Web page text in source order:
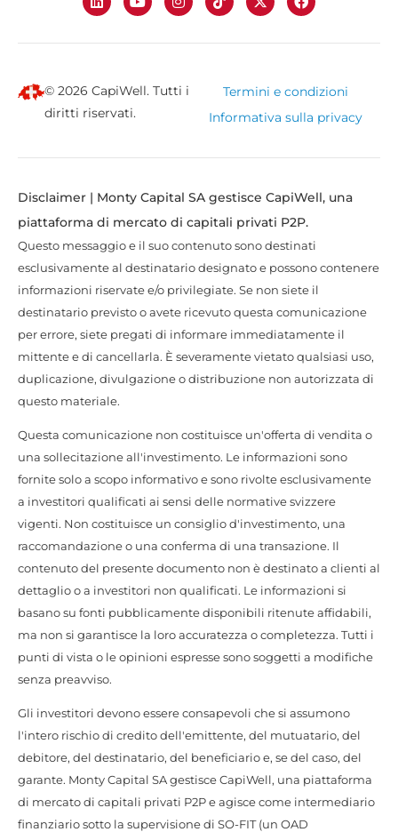
© 2026 CapiWell. Tutti i
diritti riservati.
Termini e condizioni
Informativa sulla privacy
Disclaimer | Monty Capital SA gestisce CapiWell, una
piattaforma di mercato di capitali privati P2P.
Questo messaggio e il suo contenuto sono destinati
esclusivamente al destinatario designato e possono contenere
informazioni riservate e/o privilegiate. Se non siete il
destinatario previsto o avete ricevuto questa comunicazione
per errore, siete pregati di informare immediatamente il
mittente e di cancellarla. È severamente vietato qualsiasi uso,
duplicazione, divulgazione o distribuzione non autorizzata di
questo materiale.
Questa comunicazione non costituisce un'offerta di vendita o
una sollecitazione all'investimento. Le informazioni sono
fornite solo a scopo informativo e sono rivolte esclusivamente
a investitori qualificati ai sensi delle normative svizzere
vigenti. Non costituisce un consiglio d'investimento, una
raccomandazione o una conferma di una transazione. Il
contenuto del presente documento non è destinato a clienti al
dettaglio o a investitori non qualificati. Le informazioni si
basano su fonti pubblicamente disponibili ritenute affidabili,
ma non si garantisce la loro accuratezza o completezza. Tutti i
punti di vista o le opinioni espresse sono soggetti a modifiche
senza preavviso.
Gli investitori devono essere consapevoli che si assumono
l'intero rischio di credito dell'emittente, del mutuatario, del
debitore, del destinatario, del beneficiario e, se del caso, del
garante. Monty Capital SA gestisce CapiWell, una piattaforma
di mercato di capitali privati P2P e agisce come intermediario
finanziario sotto la supervisione di SO-FIT (un OAD